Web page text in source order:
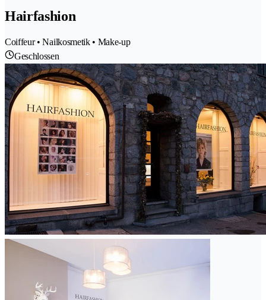
Hairfashion
Coiffeur • Nailkosmetik • Make-up
Geschlossen